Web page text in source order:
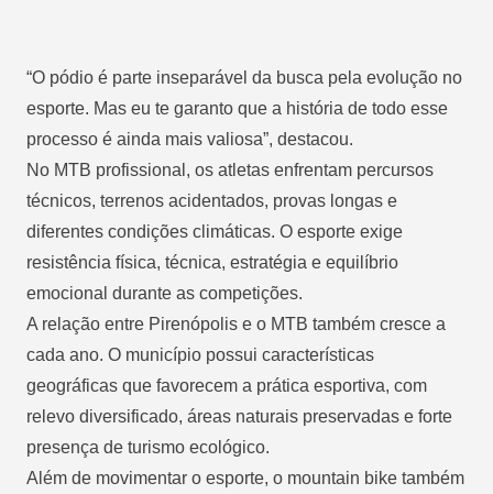
“O pódio é parte inseparável da busca pela evolução no
esporte. Mas eu te garanto que a história de todo esse
processo é ainda mais valiosa”, destacou.
No MTB profissional, os atletas enfrentam percursos
técnicos, terrenos acidentados, provas longas e
diferentes condições climáticas. O esporte exige
resistência física, técnica, estratégia e equilíbrio
emocional durante as competições.
A relação entre Pirenópolis e o MTB também cresce a
cada ano. O município possui características
geográficas que favorecem a prática esportiva, com
relevo diversificado, áreas naturais preservadas e forte
presença de turismo ecológico.
Além de movimentar o esporte, o mountain bike também